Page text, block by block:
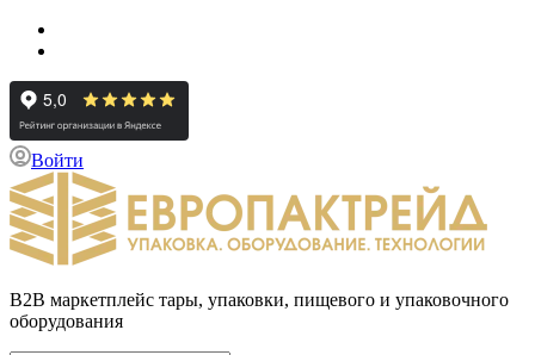
Войти
B2B маркетплейс тары, упаковки, пищевого и упаковочного
оборудования